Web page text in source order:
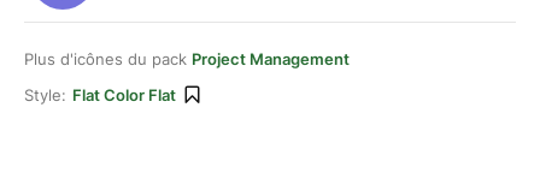
Plus d'icônes du pack Project Management
Style: Flat Color Flat